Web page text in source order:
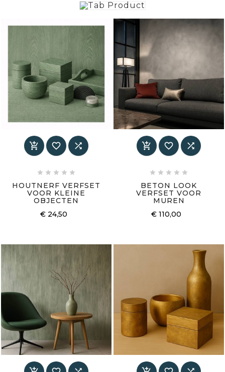
  
    
HOUTNERF VERFSET
VOOR KLEINE
OBJECTEN
€ 24,50
  
    
BETON LOOK
VERFSET VOOR
MUREN
€ 110,00